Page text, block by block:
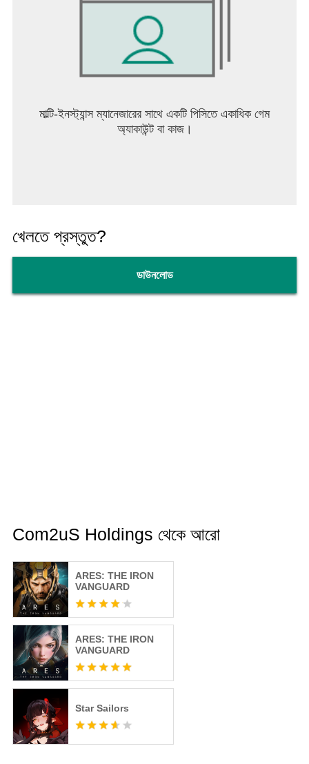
মাল্টি-ইনস্ট্যান্স ম্যানেজারের সাথে একটি পিসিতে একাধিক গেম
অ্যাকাউন্ট বা কাজ।
খেলতে প্রস্তুত?
ডাউনলোড
Com2uS Holdings থেকে আরো
ARES: THE IRON
VANGUARD
ARES: THE IRON
VANGUARD
Star Sailors